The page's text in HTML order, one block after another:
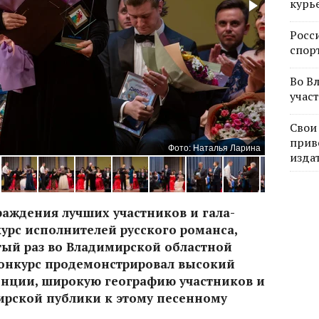
Фото: Наталья Ларина
лучших участников и гала-
исполнителей русского романса,
раз во Владимирской областной
продемонстрировал высокий
широкую географию участников и
публики к этому песенному
Во